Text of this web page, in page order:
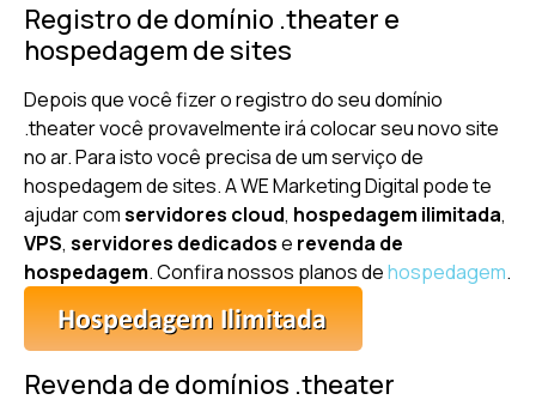
Registro de domínio .theater e
hospedagem de sites
Depois que você fizer o registro do seu domínio
.theater você provavelmente irá colocar seu novo site
no ar. Para isto você precisa de um serviço de
hospedagem de sites. A WE Marketing Digital pode te
ajudar comservidores cloud, hospedagem ilimitada,
VPS, servidores dedicadose revenda de
hospedagem. Confira nossos planos dehospedagem.
Revenda de domínios .theater